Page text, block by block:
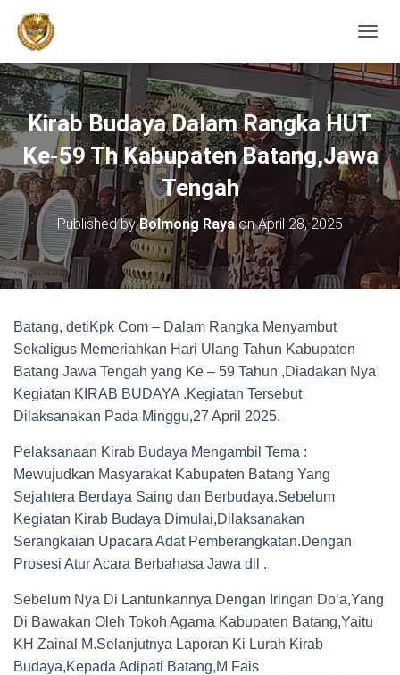
Kirab Budaya Dalam Rangka HUT
Ke-59 Th Kabupaten Batang,Jawa
Tengah
Published byBolmong RayaonApril 28, 2025
Batang, detiKpk Com – Dalam Rangka Menyambut
Sekaligus Memeriahkan Hari Ulang Tahun Kabupaten
Batang Jawa Tengah yang Ke – 59 Tahun ,Diadakan Nya
Kegiatan KIRAB BUDAYA .Kegiatan Tersebut
Dilaksanakan Pada Minggu,27 April 2025.
Pelaksanaan Kirab Budaya Mengambil Tema :
Mewujudkan Masyarakat Kabupaten Batang Yang
Sejahtera Berdaya Saing dan Berbudaya.Sebelum
Kegiatan Kirab Budaya Dimulai,Dilaksanakan
Serangkaian Upacara Adat Pemberangkatan.Dengan
Prosesi Atur Acara Berbahasa Jawa dll .
Sebelum Nya Di Lantunkannya Dengan Iringan Do’a,Yang
Di Bawakan Oleh Tokoh Agama Kabupaten Batang,Yaitu
KH Zainal M.Selanjutnya Laporan Ki Lurah Kirab
Budaya,Kepada Adipati Batang,M Fais